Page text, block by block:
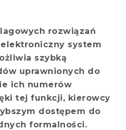
rozwiązań
system
szybką
uprawnionych do
ich numerów
tej funkcji, kierowcy
dostępem do
formalności.